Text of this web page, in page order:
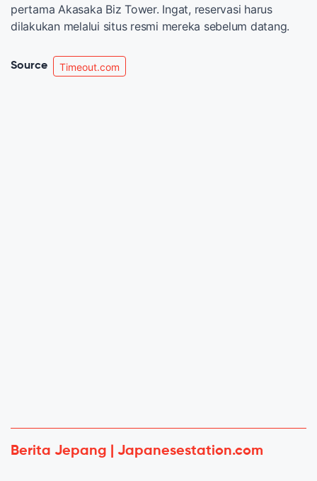
pertama Akasaka Biz Tower. Ingat, reservasi harus
dilakukan melalui situs resmi mereka sebelum datang.
Source Timeout.com
Berita Jepang | Japanesestation.com